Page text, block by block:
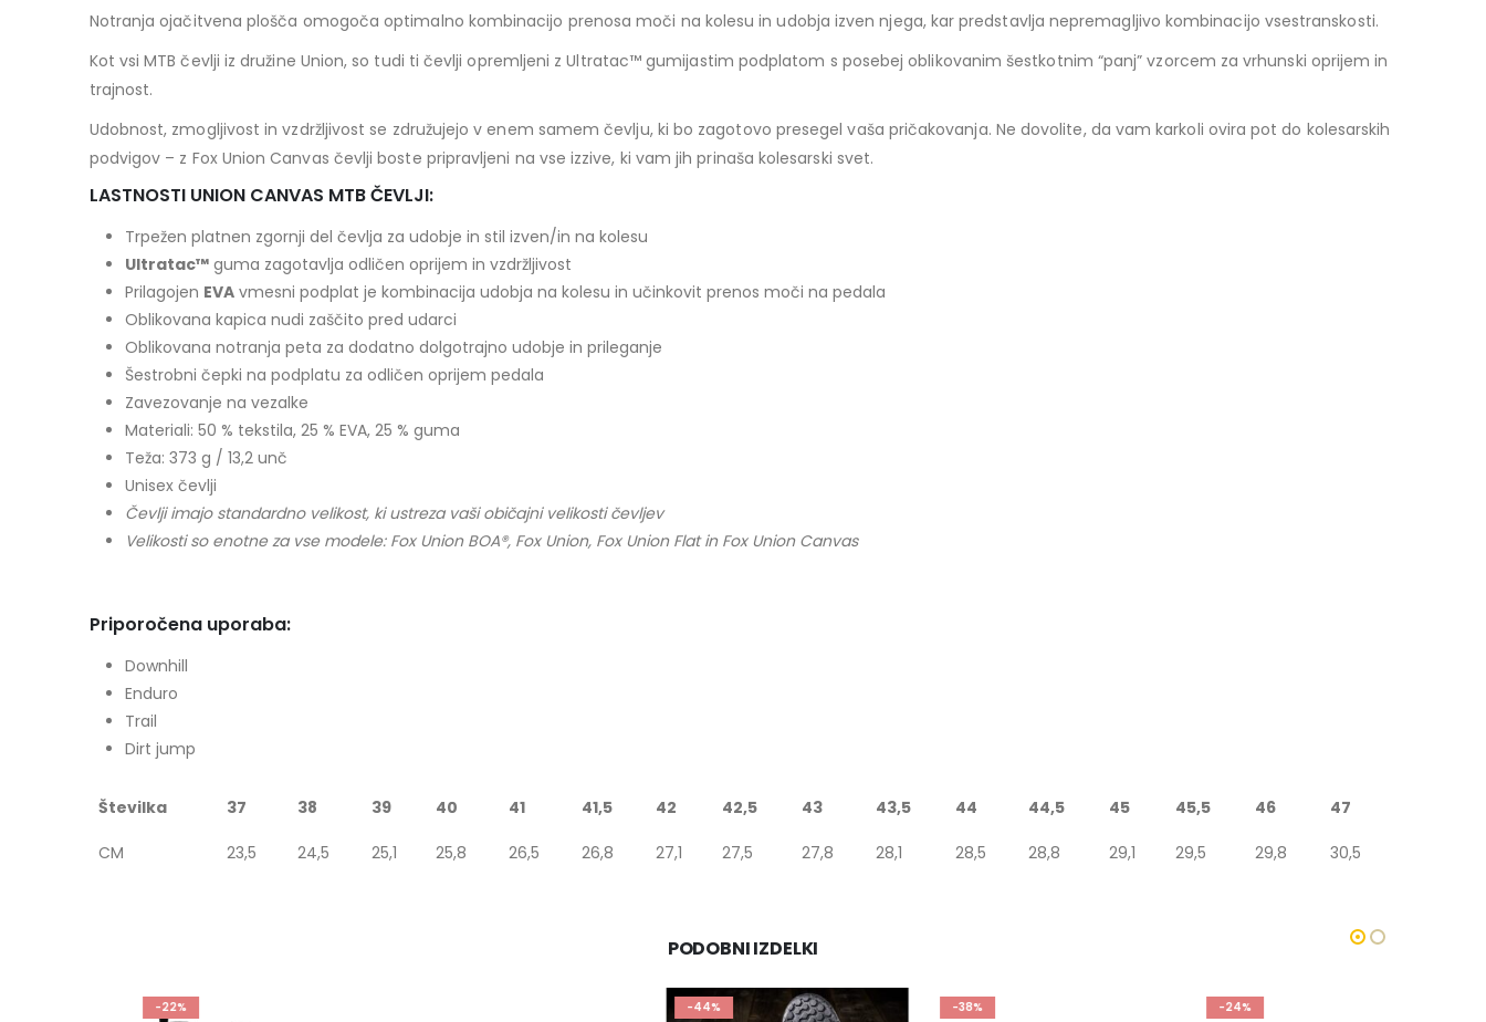
Notranja ojačitvena plošča omogoča optimalno kombinacijo prenosa moči na kolesu in udobja izven njega, kar predstavlja nepremagljivo kombinacijo vsestranskosti.
Kot vsi MTB čevlji iz družine Union, so tudi ti čevlji opremljeni z Ultratac™ gumijastim podplatom s posebej oblikovanim šestkotnim “panj” vzorcem za vrhunski oprijem in
trajnost.
Udobnost, zmogljivost in vzdržljivost se združujejo v enem samem čevlju, ki bo zagotovo presegel vaša pričakovanja. Ne dovolite, da vam karkoli ovira pot do kolesarskih
podvigov – z Fox Union Canvas čevlji boste pripravljeni na vse izzive, ki vam jih prinaša kolesarski svet.
LASTNOSTI UNION CANVAS MTB ČEVLJI:
Trpežen platnen zgornji del čevlja za udobje in stil izven/in na kolesu
Ultratac™guma zagotavlja odličen oprijem in vzdržljivost
Prilagojen EVAvmesni podplat je kombinacija udobja na kolesu in učinkovit prenos moči na pedala
Oblikovana kapica nudi zaščito pred udarci
Oblikovana notranja peta za dodatno dolgotrajno udobje in prileganje
Šestrobni čepki na podplatu za odličen oprijem pedala
Zavezovanje na vezalke
Materiali: 50 % tekstila, 25 % EVA, 25 % guma
Teža: 373 g / 13,2 unč
Unisex čevlji
Čevlji imajo standardno velikost, ki ustreza vaši običajni velikosti čevljev
Velikosti so enotne za vse modele: Fox Union BOA®, Fox Union, Fox Union Flat in Fox Union Canvas
Priporočena uporaba:
Downhill
Enduro
Trail
Dirt jump
Številka 37 38 39 40 41 41,5 42 42,5 43 43,5 44 44,5 45 45,5 46 47
CM 23,5 24,5 25,1 25,8 26,5 26,8 27,1 27,5 27,8 28,1 28,5 28,8 29,1 29,5 29,8 30,5
PODOBNI IZDELKI